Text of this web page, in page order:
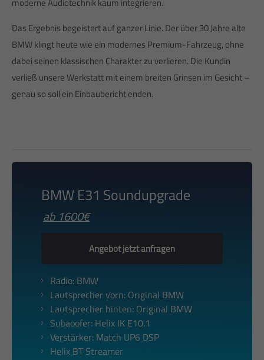
Das Ergebnis begeistert auf ganzer Linie. Der über 30 Jahre alte
BMW klingt heute wie ein modernes Premium-Fahrzeug, ohne
dabei seinen klassischen Charakter zu verlieren. Die Kundin
verließ unsere Werkstatt mit einem breiten Grinsen im Gesicht –
genau so soll ein Einbaubericht enden.
BMW E31 Soundupgrade
ab 1600€
Angebot jetzt anfragen
Radio: BMW
Lautsprecher vorn: Original BMW
Lautsprecher hinten: Original BMW
Subaoofer: Helix IK E10.1
Verstärker: Match UP6 DSP
Helix BT Streamer